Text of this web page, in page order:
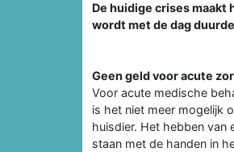
De huidige crises
wordt met de dag
Geen geld voor acute
Voor acute medische
is het niet meer mogelijk
huisdier. Het hebben van
staan met de handen in